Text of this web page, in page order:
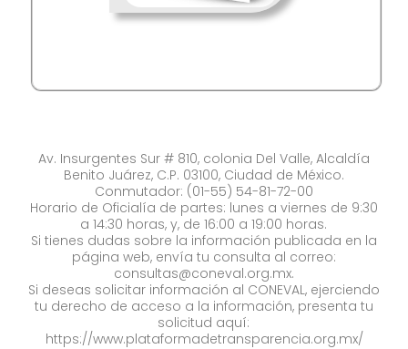
Av. Insurgentes Sur # 810, colonia Del Valle, Alcaldía
Benito Juárez, C.P. 03100, Ciudad de México.
Conmutador: (01-55) 54-81-72-00
Horario de Oficialía de partes: lunes a viernes de 9:30
a 14:30 horas, y, de 16:00 a 19:00 horas.
Si tienes dudas sobre la información publicada en la
página web, envía tu consulta al correo:
consultas@coneval.org.mx.
Si deseas solicitar información al CONEVAL, ejerciendo
tu derecho de acceso a la información, presenta tu
solicitud aquí:
https://www.plataformadetransparencia.org.mx/